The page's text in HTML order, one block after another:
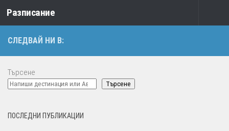
Към съдържанието
Разписание
СЛЕДВАЙ НИ В:
Търсене
Търсене
ПОСЛЕДНИ ПУБЛИКАЦИИ